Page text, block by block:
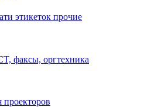
этикеток прочие
факсы, оргтехника
проекторов